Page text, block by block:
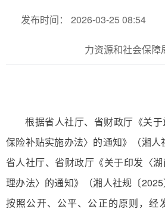
发布时间： 2026-03-25 08:54
力资源和社会保障
根据省人社厅、省财政厅《关
保险补贴实施办法〉的通知》（湘人
省人社厅、省财政厅《关于印发〈
理办法〉的通知》（湘人社规〔2025
按照公开、公平、公正的原则，经